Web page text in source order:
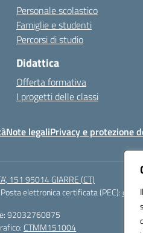
Personale scolastico
Famiglie e studenti
Percorsi di studio
Didattica
Offerta formativa
I progetti delle classi
Note legaliPrivacy e protezione
151 95014 GIARRE (CT)
Posta elettronica certificata (PEC):
92032760875
CTMM151004